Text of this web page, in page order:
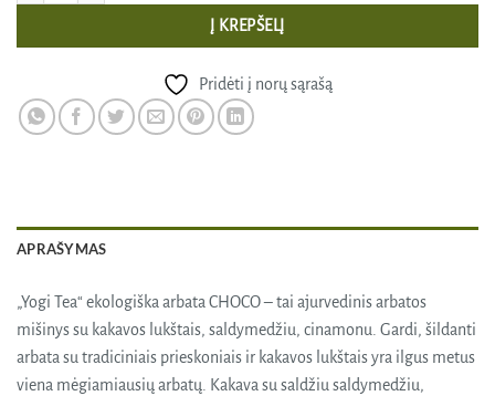
Į KREPŠELĮ
Pridėti į norų sąrašą
APRAŠYMAS
„Yogi Tea“ ekologiška arbata CHOCO – tai ajurvedinis arbatos
mišinys su kakavos lukštais, saldymedžiu, cinamonu. Gardi, šildanti
arbata su tradiciniais prieskoniais ir kakavos lukštais yra ilgus metus
viena mėgiamiausių arbatų. Kakava su saldžiu saldymedžiu,